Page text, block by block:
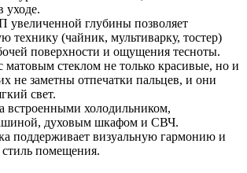
уходе.
глубины позволяет
технику (чайник, мультиварку, тостер)
поверхности и ощущения тесноты.
стеклом не только красивые, но и
не заметны отпечатки пальцев, и они
свет.
встроенными холодильником,
духовым шкафом и СВЧ.
поддерживает визуальную гармонию и
помещения.